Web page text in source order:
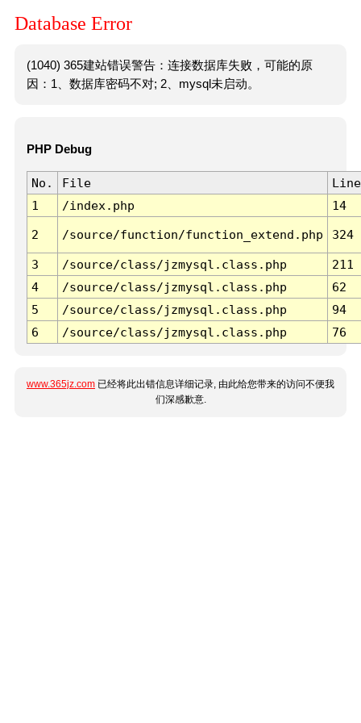
Database Error
(1040) 365建站错误警告：连接数据库失败，可能的原
因：1、数据库密码不对; 2、mysql未启动。
PHP Debug
No. File
Line
1
/index.php 14
2 /source/function/function_extend.php 324
3 /source/class/jzmysql.class.php
211
4
/source/class/jzmysql.class.php
62
5
/source/class/jzmysql.class.php
94
6
/source/class/jzmysql.class.php 76
www.365jz.com 已经将此出错信息详细记录, 由此给您带来的访问不便我
们深感歉意.